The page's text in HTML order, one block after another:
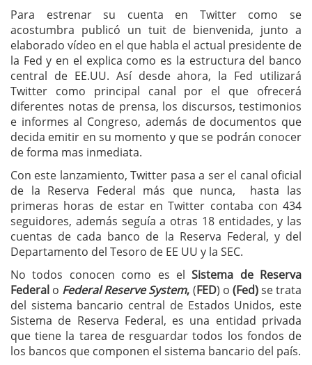
Para estrenar su cuenta en Twitter como se
acostumbra publicó un tuit de bienvenida, junto a
elaborado vídeo en el que habla el actual presidente de
la Fed y en el explica como es la estructura del banco
central de EE.UU. Así desde ahora, la Fed utilizará
Twitter como principal canal por el que ofrecerá
diferentes notas de prensa, los discursos, testimonios
e informes al Congreso, además de documentos que
decida emitir en su momento y que se podrán conocer
de forma mas inmediata.
Con este lanzamiento, Twitter pasa a ser el canal oficial
de la Reserva Federal más que nunca, hasta las
primeras horas de estar en Twitter contaba con 434
seguidores, además seguía a otras 18 entidades, y las
cuentas de cada banco de la Reserva Federal, y del
Departamento del Tesoro de EE UU y la SEC.
No todos conocen como es elSistema de Reserva
Federal o Federal Reserve System, (FED) o (Fed)se trata
del sistema bancario central de Estados Unidos, este
Sistema de Reserva Federal, es una entidad privada
que tiene la tarea de resguardar todos los fondos de
los bancos que componen el sistema bancario del país.